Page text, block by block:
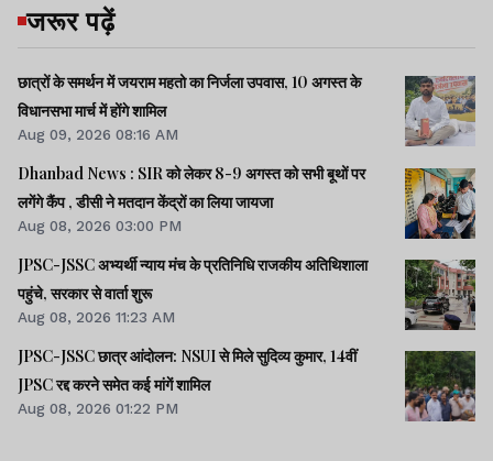
जरूर पढ़ें
छात्रों के समर्थन में जयराम महतो का निर्जला उपवास, 10 अगस्त के
विधानसभा मार्च में होंगे शामिल
Aug 09, 2026 08:16 AM
Dhanbad News : SIR को लेकर 8-9 अगस्त को सभी बूथों पर
लगेंगे कैंप , डीसी ने मतदान केंद्रों का लिया जायजा
Aug 08, 2026 03:00 PM
JPSC-JSSC अभ्यर्थी न्याय मंच के प्रतिनिधि राजकीय अतिथिशाला
पहुंचे, सरकार से वार्ता शुरू
Aug 08, 2026 11:23 AM
JPSC-JSSC छात्र आंदोलन: NSUI से मिले सुदिव्य कुमार, 14वीं
JPSC रद्द करने समेत कई मांगें शामिल
Aug 08, 2026 01:22 PM